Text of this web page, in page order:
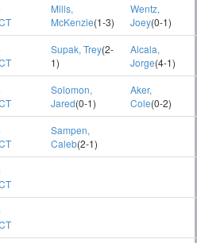
Mills,
McKenzie(1-3)
Wentz,
Joey(0-1)
Supak, Trey(2-
1)
Alcala,
Jorge(4-1)
Solomon,
Jared(0-1)
Aker,
Cole(0-2)
Sampen,
Caleb(2-1)